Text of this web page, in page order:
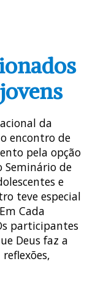
da
encontro de
pela opção
Seminário de
e
teve especial
Cada
participantes
Deus faz a